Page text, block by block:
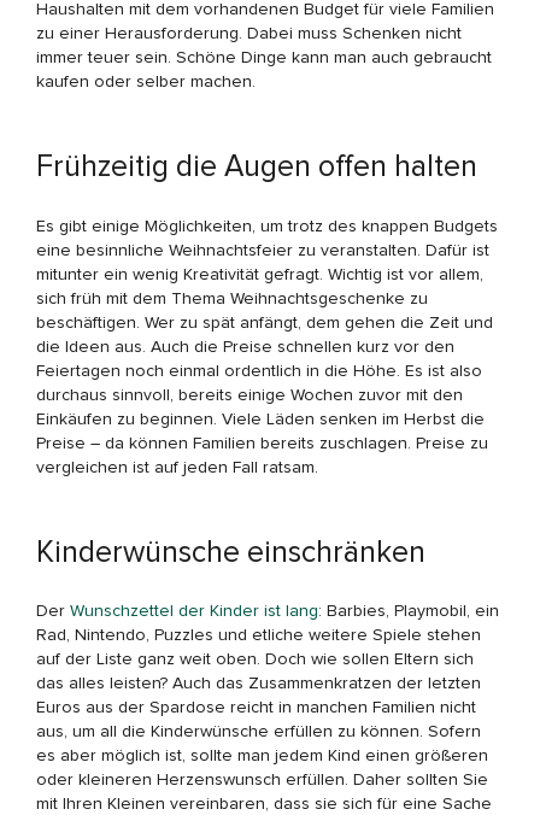
Haushalten mit dem vorhandenen Budget für viele Familien
zu einer Herausforderung. Dabei muss Schenken nicht
immer teuer sein. Schöne Dinge kann man auch gebraucht
kaufen oder selber machen.
Frühzeitig die Augen offen halten
Es gibt einige Möglichkeiten, um trotz des knappen Budgets
eine besinnliche Weihnachtsfeier zu veranstalten. Dafür ist
mitunter ein wenig Kreativität gefragt. Wichtig ist vor allem,
sich früh mit dem Thema Weihnachtsgeschenke zu
beschäftigen. Wer zu spät anfängt, dem gehen die Zeit und
die Ideen aus. Auch die Preise schnellen kurz vor den
Feiertagen noch einmal ordentlich in die Höhe. Es ist also
durchaus sinnvoll, bereits einige Wochen zuvor mit den
Einkäufen zu beginnen. Viele Läden senken im Herbst die
Preise – da können Familien bereits zuschlagen. Preise zu
vergleichen ist auf jeden Fall ratsam.
Kinderwünsche einschränken
Der Wunschzettel der Kinder ist lang: Barbies, Playmobil, ein
Rad, Nintendo, Puzzles und etliche weitere Spiele stehen
auf der Liste ganz weit oben. Doch wie sollen Eltern sich
das alles leisten? Auch das Zusammenkratzen der letzten
Euros aus der Spardose reicht in manchen Familien nicht
aus, um all die Kinderwünsche erfüllen zu können. Sofern
es aber möglich ist, sollte man jedem Kind einen größeren
oder kleineren Herzenswunsch erfüllen. Daher sollten Sie
mit Ihren Kleinen vereinbaren, dass sie sich für eine Sache